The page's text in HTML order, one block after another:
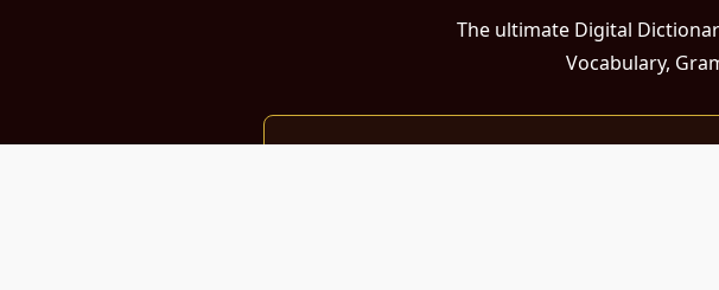
The ultimate Digital
Vocabulary,